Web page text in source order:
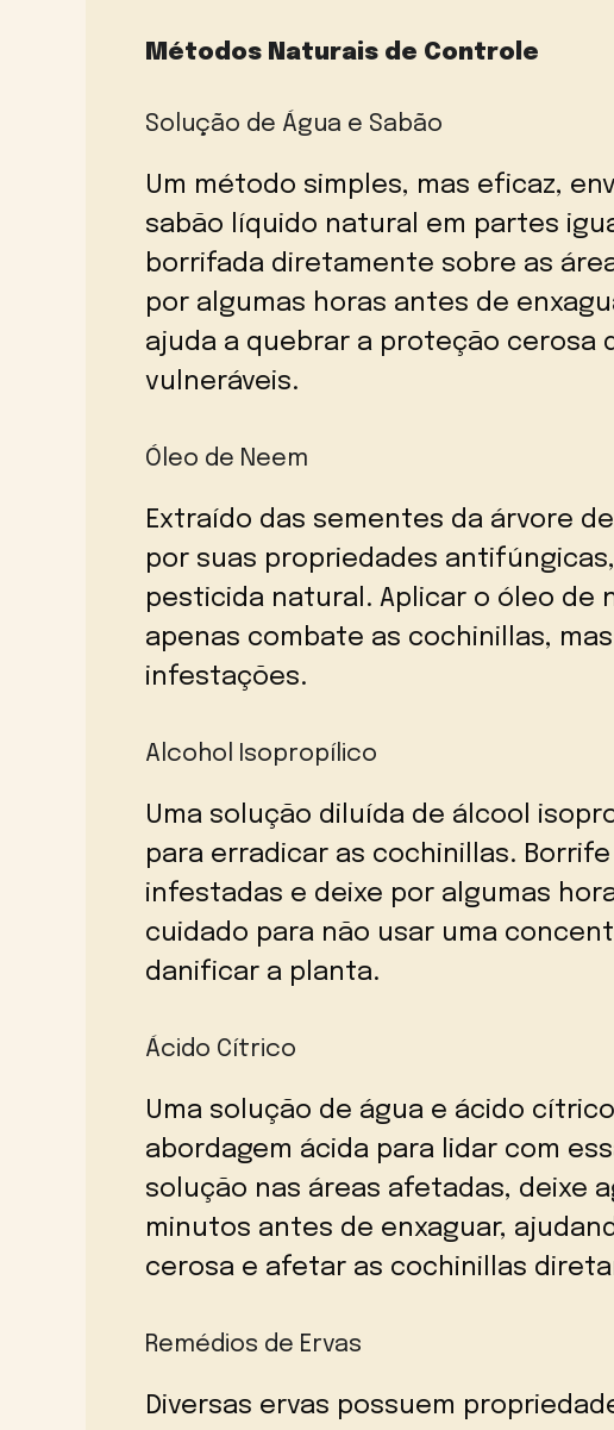
Métodos Naturais de Controle
Solução de Água e Sabão
Um método simples, mas eficaz,
sabão líquido natural em partes
borrifada diretamente sobre as
por algumas horas antes de
ajuda a quebrar a proteção cerosa
vulneráveis.
Óleo de Neem
Extraído das sementes da árvore
por suas propriedades
pesticida natural. Aplicar o óleo de
apenas combate as cochinillas,
infestações.
Alcohol Isopropílico
Uma solução diluída de álcool
para erradicar as cochinillas.
infestadas e deixe por algumas
cuidado para não usar uma
danificar a planta.
Ácido Cítrico
Uma solução de água e ácido
abordagem ácida para lidar com
solução nas áreas afetadas, deixe
minutos antes de enxaguar,
cerosa e afetar as cochinillas
Remédios de Ervas
Diversas ervas possuem